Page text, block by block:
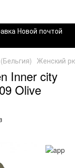
Новой почтой
Женский
Inner city
Olive